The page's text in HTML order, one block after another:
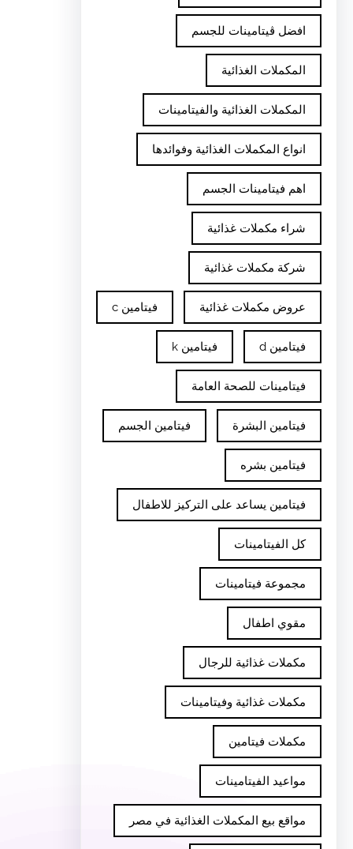
افضل ڤيتامينات للجسم
المكملات الغذائية
المكملات الغذائية والفيتامينات
انواع المكملات الغذائية وفوائدها
اهم فيتامينات الجسم
شراء مكملات غذائية
شركة مكملات غذائية
عروض مكملات غذائية فيتامين c
فيتامين d فيتامين k
فيتامينات للصحة العامة
فيتامين البشرة فيتامين الجسم
فيتامين بشره
فيتامين يساعد على التركيز للاطفال
كل الفيتامينات
مجموعة فيتامينات
مقوي اطفال
مكملات غذائية للرجال
مكملات غذائية وفيتامينات
مكملات فيتامين
مواعيد الفيتامينات
مواقع بيع المكملات الغذائية في مصر